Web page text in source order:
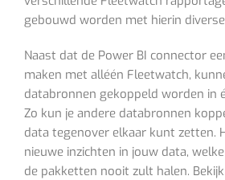
gebouwd worden met hierin
Naast dat de Power BI connector
maken met alléén Fleetwatch,
databronnen gekoppeld worden in
Zo kun je andere databronnen
data tegenover elkaar kunt zetten.
nieuwe inzichten in jouw data,
de pakketten nooit zult halen. Bekijk